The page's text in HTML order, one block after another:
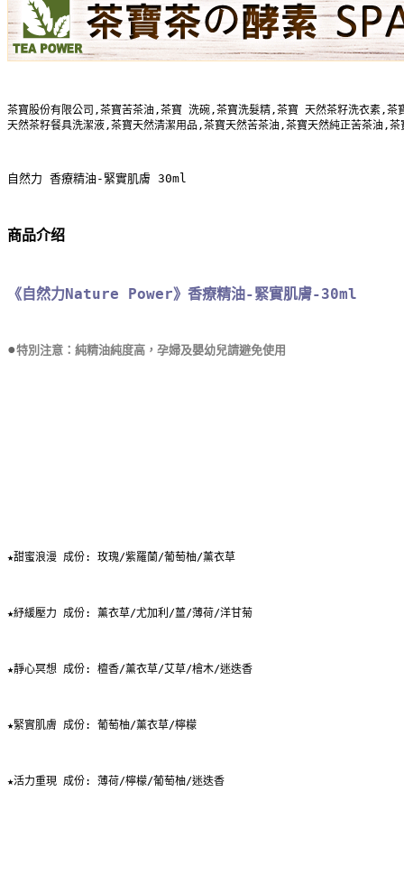
茶寶股份有限公司,茶寶苦茶油,茶寶 洗碗,茶寶洗髮精,茶寶 天然茶籽洗衣素,
天然茶籽餐具洗潔液,茶寶天然清潔用品,茶寶天然苦茶油,茶寶天然純正苦茶油,
自然力 香療精油-緊實肌膚 30ml
商品介绍
《自然力Nature Power》香療精油-緊實肌膚-30ml
●特別注意：純精油純度高，孕婦及嬰幼兒請避免使用
★甜蜜浪漫 成份: 玫瑰/紫羅蘭/葡萄柚/薰衣草
★紓緩壓力 成份: 薰衣草/尤加利/薑/薄荷/洋甘菊
★靜心冥想 成份: 檀香/薰衣草/艾草/檜木/迷迭香
★緊實肌膚 成份: 葡萄柚/薰衣草/檸檬
★活力重現 成份: 薄荷/檸檬/葡萄柚/迷迭香